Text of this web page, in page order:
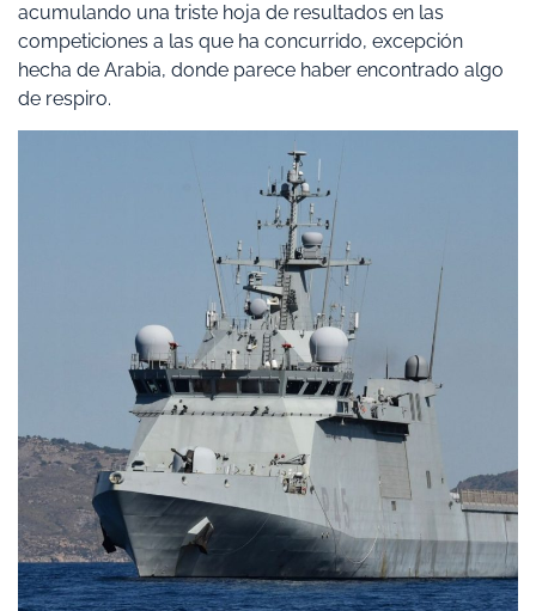
acumulando una triste hoja de resultados en las
competiciones a las que ha concurrido, excepción
hecha de Arabia, donde parece haber encontrado algo
de respiro.